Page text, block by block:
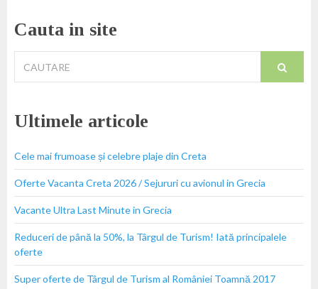
Cauta in site
pentru:
Ultimele articole
Cele mai frumoase și celebre plaje din Creta
Oferte Vacanta Creta 2026 / Sejururi cu avionul in Grecia
Vacante Ultra Last Minute in Grecia
Reduceri de până la 50%, la Târgul de Turism! Iată principalele
oferte
Super oferte de Târgul de Turism al României Toamnă 2017